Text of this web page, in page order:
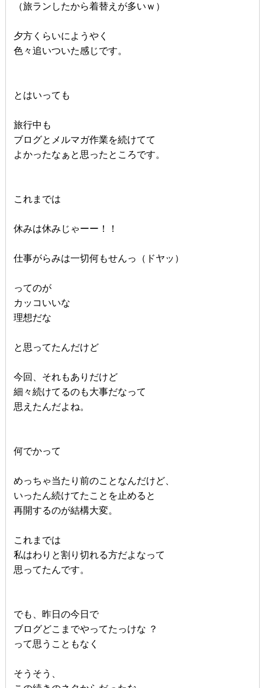
（旅ランしたから着替えが多いｗ）
夕方くらいにようやく
色々追いついた感じです。
とはいっても
旅行中も
ブログとメルマガ作業を続けてて
よかったなぁと思ったところです。
これまでは
休みは休みじゃーー！！
仕事がらみは一切何もせんっ（ドヤッ）
ってのが
カッコいいな
理想だな
と思ってたんだけど
今回、それもありだけど
細々続けてるのも大事だなって
思えたんだよね。
何でかって
めっちゃ当たり前のことなんだけど、
いったん続けてたことを止めると
再開するのが結構大変。
これまでは
私はわりと割り切れる方だよなって
思ってたんです。
でも、昨日の今日で
ブログどこまでやってたっけな ？
って思うこともなく
そうそう、